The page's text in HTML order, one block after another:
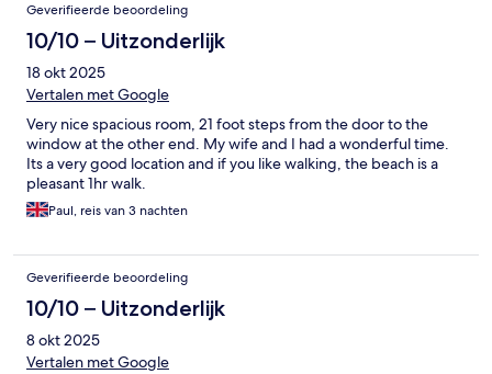
Geverifieerde beoordeling
10/10 – Uitzonderlijk
18 okt 2025
Vertalen met Google
Very nice spacious room, 21 foot steps from the door to the
window at the other end. My wife and I had a wonderful time.
Its a very good location and if you like walking, the beach is a
pleasant 1hr walk.
Paul, reis van 3 nachten
Geverifieerde beoordeling
10/10 – Uitzonderlijk
8 okt 2025
Vertalen met Google